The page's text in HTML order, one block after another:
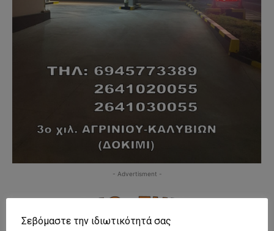
- Advertisment -
Σεβόμαστε την ιδιωτικότητά σας